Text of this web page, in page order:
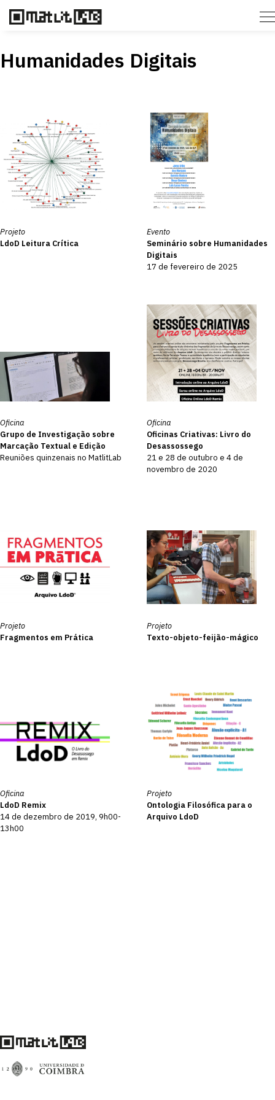
Humanidades Digitais
Projeto
LdoD Leitura Crítica
Evento
Seminário sobre Humanidades
Digitais
17 de fevereiro de 2025
Oficina
Grupo de Investigação sobre
Marcação Textual e Edição
Reuniões quinzenais no MatlitLab
Oficina
Oficinas Criativas: Livro do
Desassossego
21 e 28 de outubro e 4 de
novembro de 2020
Projeto
Fragmentos em Prática
Projeto
Texto-objeto-feijão-mágico
Oficina
LdoD Remix
14 de dezembro de 2019, 9h00-
13h00
Projeto
Ontologia Filosófica para o
Arquivo LdoD